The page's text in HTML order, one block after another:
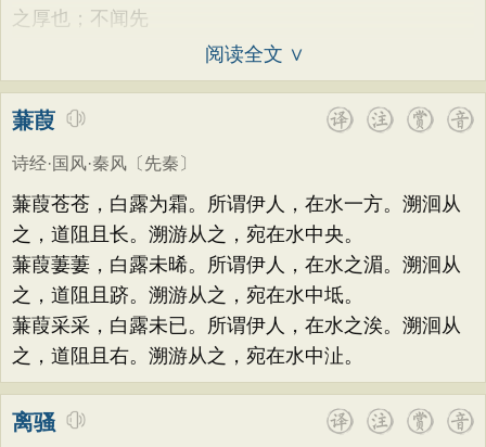
之厚也；不闻先
阅读全文 ∨
蒹葭
诗经·国风·秦风 〔先秦〕
蒹葭苍苍，白露为霜。所谓伊人，在水一方。溯洄从
之，道阻且长。溯游从之，宛在水中央。
蒹葭萋萋，白露未晞。所谓伊人，在水之湄。溯洄从
之，道阻且跻。溯游从之，宛在水中坻。
蒹葭采采，白露未已。所谓伊人，在水之涘。溯洄从
之，道阻且右。溯游从之，宛在水中沚。
离骚